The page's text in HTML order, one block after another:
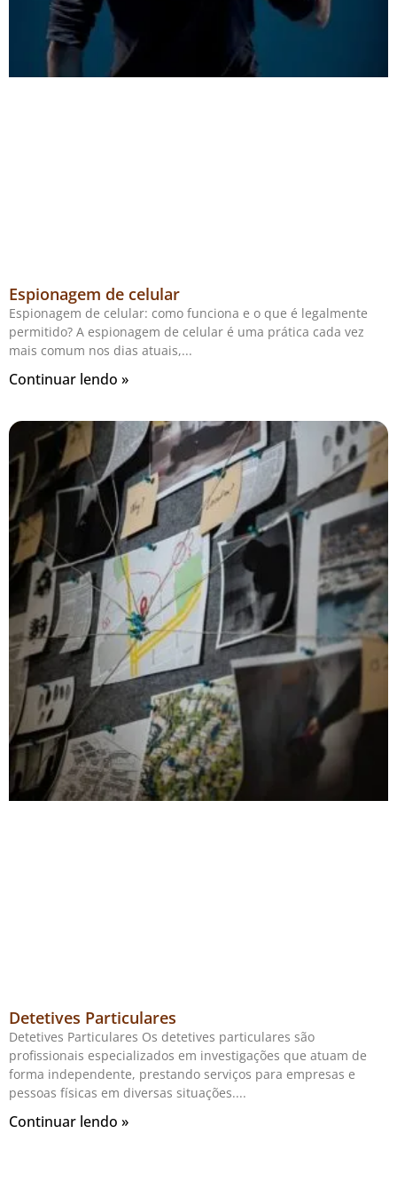
Espionagem de celular
Espionagem de celular: como funciona e o que é legalmente
permitido? A espionagem de celular é uma prática cada vez
mais comum nos dias atuais,
Continuar lendo »
Detetives Particulares
Detetives Particulares Os detetives particulares são
profissionais especializados em investigações que atuam de
forma independente, prestando serviços para empresas e
pessoas físicas em diversas situações.
Continuar lendo »